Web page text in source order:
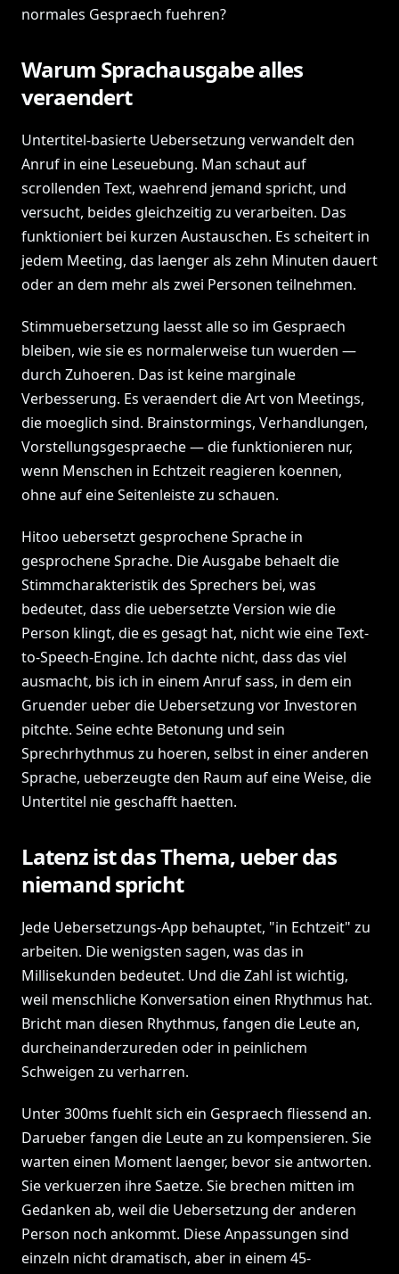
normales Gespraech fuehren?
Warum Sprachausgabe alles
veraendert
Untertitel-basierte Uebersetzung verwandelt den
Anruf in eine Leseuebung. Man schaut auf
scrollenden Text, waehrend jemand spricht, und
versucht, beides gleichzeitig zu verarbeiten. Das
funktioniert bei kurzen Austauschen. Es scheitert in
jedem Meeting, das laenger als zehn Minuten dauert
oder an dem mehr als zwei Personen teilnehmen.
Stimmuebersetzung laesst alle so im Gespraech
bleiben, wie sie es normalerweise tun wuerden —
durch Zuhoeren. Das ist keine marginale
Verbesserung. Es veraendert die Art von Meetings,
die moeglich sind. Brainstormings, Verhandlungen,
Vorstellungsgespraeche — die funktionieren nur,
wenn Menschen in Echtzeit reagieren koennen,
ohne auf eine Seitenleiste zu schauen.
Hitoo uebersetzt gesprochene Sprache in
gesprochene Sprache. Die Ausgabe behaelt die
Stimmcharakteristik des Sprechers bei, was
bedeutet, dass die uebersetzte Version wie die
Person klingt, die es gesagt hat, nicht wie eine Text-
to-Speech-Engine. Ich dachte nicht, dass das viel
ausmacht, bis ich in einem Anruf sass, in dem ein
Gruender ueber die Uebersetzung vor Investoren
pitchte. Seine echte Betonung und sein
Sprechrhythmus zu hoeren, selbst in einer anderen
Sprache, ueberzeugte den Raum auf eine Weise, die
Untertitel nie geschafft haetten.
Latenz ist das Thema, ueber das
niemand spricht
Jede Uebersetzungs-App behauptet, "in Echtzeit" zu
arbeiten. Die wenigsten sagen, was das in
Millisekunden bedeutet. Und die Zahl ist wichtig,
weil menschliche Konversation einen Rhythmus hat.
Bricht man diesen Rhythmus, fangen die Leute an,
durcheinanderzureden oder in peinlichem
Schweigen zu verharren.
Unter 300ms fuehlt sich ein Gespraech fliessend an.
Darueber fangen die Leute an zu kompensieren. Sie
warten einen Moment laenger, bevor sie antworten.
Sie verkuerzen ihre Saetze. Sie brechen mitten im
Gedanken ab, weil die Uebersetzung der anderen
Person noch ankommt. Diese Anpassungen sind
einzeln nicht dramatisch, aber in einem 45-